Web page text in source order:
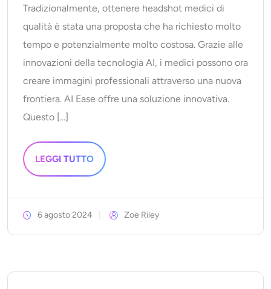
Tradizionalmente, ottenere headshot medici di
qualità è stata una proposta che ha richiesto molto
tempo e potenzialmente molto costosa. Grazie alle
innovazioni della tecnologia AI, i medici possono ora
creare immagini professionali attraverso una nuova
frontiera. AI Ease offre una soluzione innovativa.
Questo [...]
LEGGI TUTTO
6 agosto 2024 Zoe Riley